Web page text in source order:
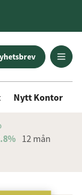
Nytt Kontor
12 mån